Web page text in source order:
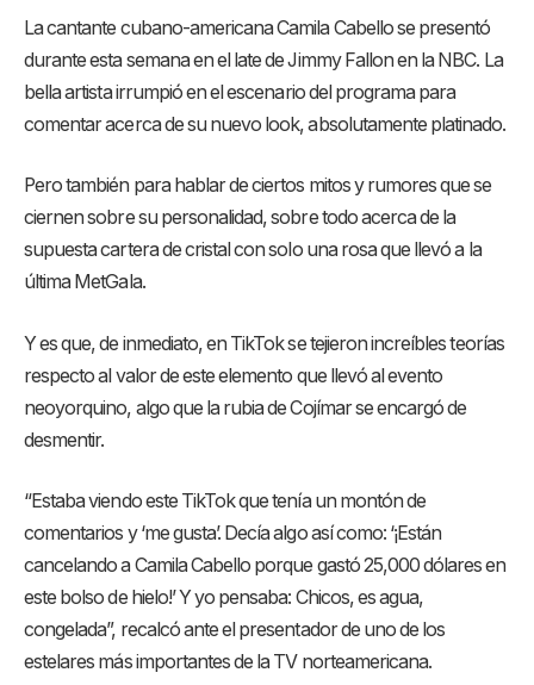
La cantante cubano-americana Camila Cabello se presentó
durante esta semana en el late de Jimmy Fallon en la NBC. La
bella artista irrumpió en el escenario del programa para
comentar acerca de su nuevo look, absolutamente platinado.
Pero también para hablar de ciertos mitos y rumores que se
ciernen sobre su personalidad, sobre todo acerca de la
supuesta cartera de cristal con solo una rosa que llevó a la
última MetGala.
Y es que, de inmediato, en TikTok se tejieron increíbles teorías
respecto al valor de este elemento que llevó al evento
neoyorquino, algo que la rubia de Cojímar se encargó de
desmentir.
“Estaba viendo este TikTok que tenía un montón de
comentarios y ‘me gusta’. Decía algo así como: ‘¡Están
cancelando a Camila Cabello porque gastó 25,000 dólares en
este bolso de hielo!’ Y yo pensaba: Chicos, es agua,
congelada”, recalcó ante el presentador de uno de los
estelares más importantes de la TV norteamericana.